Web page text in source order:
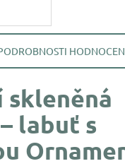
skleněná
labuť s